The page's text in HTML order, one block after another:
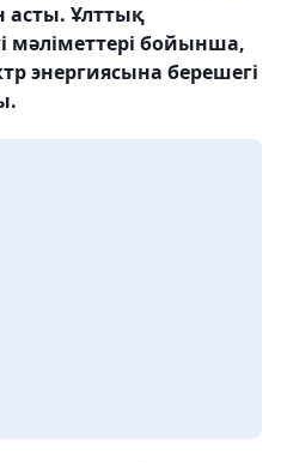
асты. Ұлттық
мәліметтері бойынша,
энергиясына берешегі